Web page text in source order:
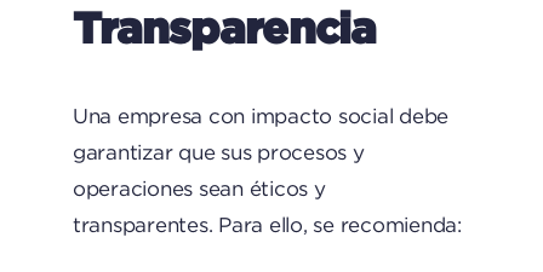
Transparencia
Una empresa con impacto social debe
garantizar que sus procesos y
operaciones sean éticos y
transparentes. Para ello, se recomienda: